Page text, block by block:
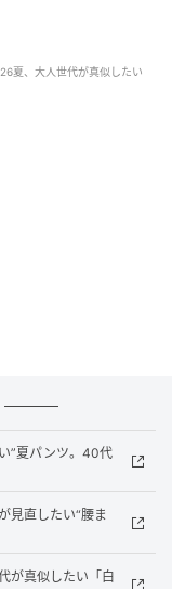
カート」
、白シャツとデ
。2026夏は、I
ムスカートも引
夏、大人世代が真似したい
”夏パンツ。40代
見直したい“腰ま
が真似したい「白